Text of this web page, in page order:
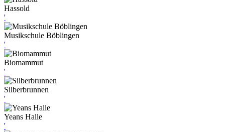
Hassold
'
Musikschule Böblingen
'
Biomammut
'
Silberbrunnen
'
Yeans Halle
'